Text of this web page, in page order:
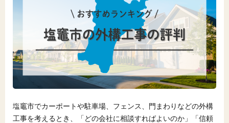
塩竈市でカーポートや駐車場、フェンス、門まわりなどの外構
工事を考えるとき、「どの会社に相談すればよいのか」「信頼